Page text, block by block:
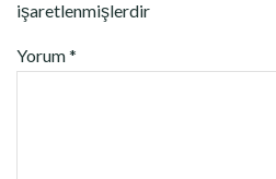
işaretlenmişlerdir
Yorum*